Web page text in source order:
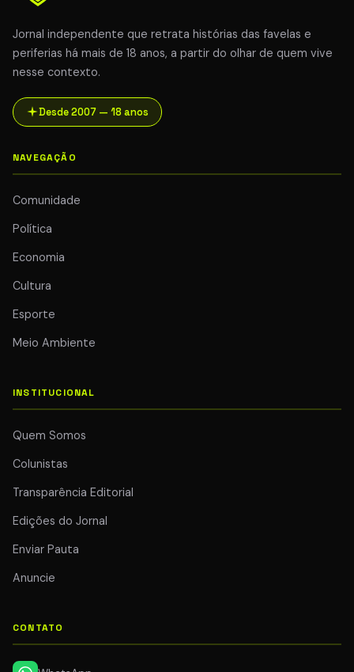
Jornal independente que retrata histórias das favelas e
periferias há mais de 18 anos, a partir do olhar de quem vive
nesse contexto.
Desde 2007 — 18 anos
NAVEGAÇÃO
Comunidade
Política
Economia
Cultura
Esporte
Meio Ambiente
INSTITUCIONAL
Quem Somos
Colunistas
Transparência Editorial
Edições do Jornal
Enviar Pauta
Anuncie
CONTATO